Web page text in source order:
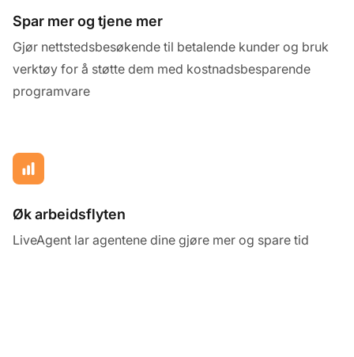
Spar mer og tjene mer
Gjør nettstedsbesøkende til betalende kunder og bruk
verktøy for å støtte dem med kostnadsbesparende
programvare
Øk arbeidsflyten
LiveAgent lar agentene dine gjøre mer og spare tid